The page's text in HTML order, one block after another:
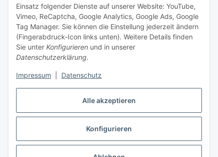
Alle akzeptieren
Konfigurieren
Einsatz folgender Dienste auf unserer Website: YouTube,
Vimeo, ReCaptcha, Google Analytics, Google Ads, Google
Tag Manager. Sie können die Einstellung jederzeit ändern
(Fingerabdruck-Icon links unten). Weitere Details finden
Sie unter Konfigurieren und in unserer
Datenschutzerklärung.
Impressum Datenschutz
Versand
Vertrag widerrufen
* Alle Preise inkl. gesetzlicher USt., zzgl.Versand